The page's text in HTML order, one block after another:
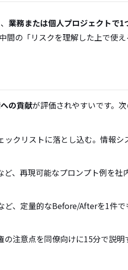
業務または個人プロジェクトで1
の「リスクを理解した上で使え
の貢献が評価されやすいです。
クリストに落とし込む。情報シ
、再現可能なプロンプト例を社
、定量的なBefore/Afterを1件で
注意点を同僚向けに15分で説明